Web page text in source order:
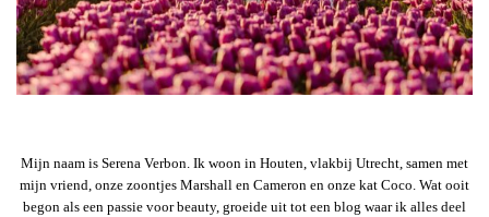
Mijn naam is Serena Verbon. Ik woon in Houten, vlakbij Utrecht, samen met
mijn vriend, onze zoontjes Marshall en Cameron en onze kat Coco. Wat ooit
begon als een passie voor beauty, groeide uit tot een blog waar ik alles deel